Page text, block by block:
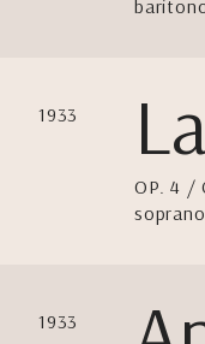
1933
OP. 4 /
1933